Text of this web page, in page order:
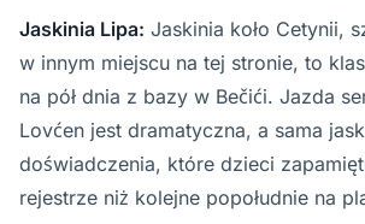
Jaskinia Lipa: Jaskinia koło Cetynii,
w innym miejscu na tej stronie, to
na pół dnia z bazy w Bečići. Jazda
Lovćen jest dramatyczna, a sama
doświadczenia, które dzieci
rejestrze niż kolejne popołudnie na